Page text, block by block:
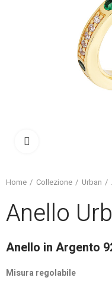
Home Collezione Urban
Anello
Anello in Argento
Misura regolabile